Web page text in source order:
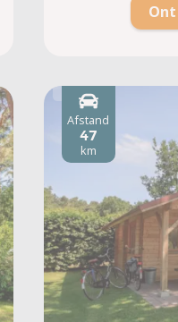
Afstand
47
km